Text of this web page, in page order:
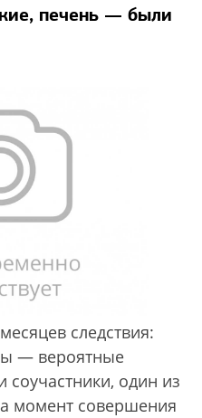
печень — были
следствия:
— вероятные
соучастники, один из
момент совершения